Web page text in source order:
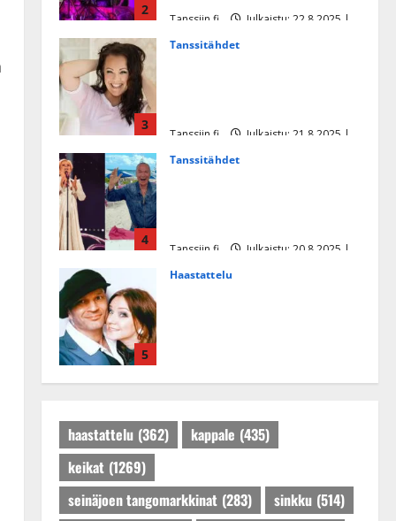
2
Tanssiin.fi
Julkaistu: 22.8.2025 |
3
Tanssitähdet
Tanssiin.fi
Julkaistu: 21.8.2025 |
4
Tanssitähdet
Tanssiin.fi
Julkaistu: 20.8.2025 |
5
Haastattelu
Tanssiin.fi
Julkaistu: 27.4.2025 |
haastattelu (362) kappale (435)
keikat (1269)
seinäjoen tangomarkkinat (283) sinkku (514)